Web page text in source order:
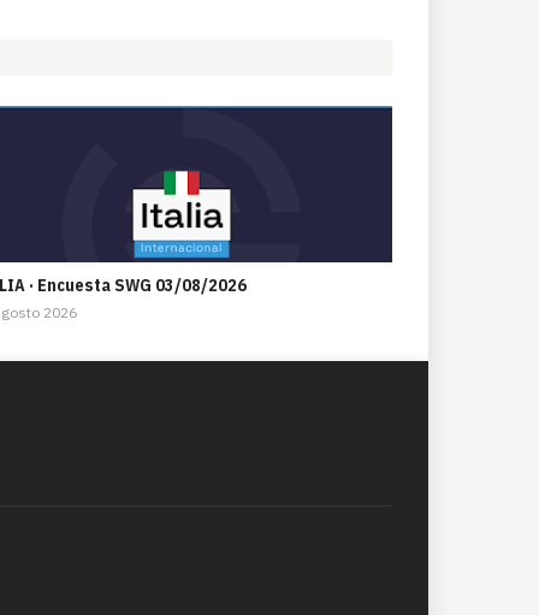
· Encuesta SWG 03/08/2026
2026